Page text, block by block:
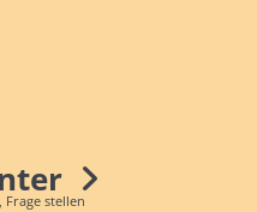
Frage stellen